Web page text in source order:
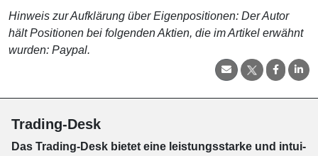
Hinweis zur Aufklärung über Eigenpositionen: Der Autor
hält Positionen bei folgenden Aktien, die im Artikel erwähnt
wurden: Paypal.
Trading-Desk
Das Trading-Desk bie­tet eine leis­tungs­star­ke und in­tui­